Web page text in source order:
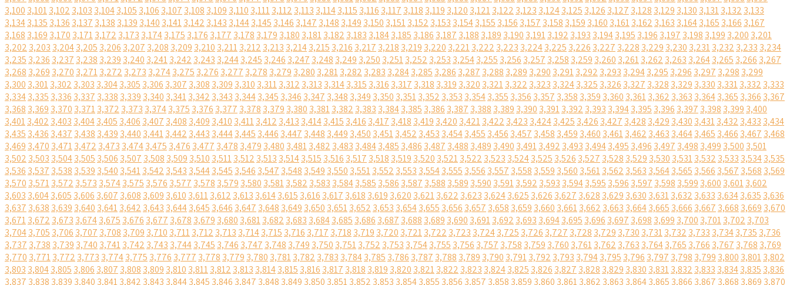
3,100 3,1013,102 3,103 3,1043,105 3,106 3,107 3,108 3,109 3,110 3,1113,112 3,113 3,1143,115 3,116 3,117 3,118 3,119 3,120 3,1213,122 3,123 3,1243,125 3,126 3,127 3,128 3,129 3,130 3,1313,132 3,133
3,1343,135 3,136 3,137 3,138 3,139 3,140 3,1413,142 3,143 3,1443,145 3,146 3,147 3,148 3,149 3,150 3,1513,152 3,153 3,1543,155 3,156 3,157 3,158 3,159 3,160 3,1613,162 3,163 3,1643,165 3,166 3,167
3,168 3,169 3,170 3,1713,172 3,173 3,1743,175 3,176 3,177 3,178 3,179 3,180 3,1813,182 3,183 3,1843,185 3,186 3,187 3,188 3,189 3,190 3,1913,192 3,193 3,1943,195 3,196 3,197 3,198 3,199 3,200 3,201
3,202 3,203 3,2043,205 3,206 3,207 3,208 3,209 3,210 3,2113,212 3,213 3,2143,215 3,216 3,217 3,218 3,219 3,220 3,2213,222 3,223 3,2243,225 3,226 3,227 3,228 3,229 3,230 3,2313,232 3,233 3,234
3,235 3,236 3,237 3,238 3,239 3,240 3,2413,242 3,243 3,2443,245 3,246 3,247 3,248 3,249 3,250 3,2513,252 3,253 3,2543,255 3,256 3,257 3,258 3,259 3,260 3,2613,262 3,263 3,2643,265 3,266 3,267
3,268 3,269 3,270 3,2713,272 3,273 3,2743,275 3,276 3,277 3,278 3,279 3,280 3,2813,282 3,283 3,2843,285 3,286 3,287 3,288 3,289 3,290 3,2913,292 3,293 3,2943,295 3,296 3,297 3,298 3,299
3,300 3,3013,302 3,303 3,3043,305 3,306 3,307 3,308 3,309 3,310 3,3113,312 3,313 3,3143,315 3,316 3,317 3,318 3,319 3,320 3,3213,322 3,323 3,3243,325 3,326 3,327 3,328 3,329 3,330 3,3313,332 3,333
3,3343,335 3,336 3,337 3,338 3,339 3,340 3,3413,342 3,343 3,3443,345 3,346 3,347 3,348 3,349 3,350 3,3513,352 3,353 3,3543,355 3,356 3,357 3,358 3,359 3,360 3,3613,362 3,363 3,3643,365 3,366 3,367
3,368 3,369 3,370 3,3713,372 3,373 3,3743,375 3,376 3,377 3,378 3,379 3,380 3,3813,382 3,383 3,3843,385 3,386 3,387 3,388 3,389 3,390 3,3913,392 3,393 3,3943,395 3,396 3,397 3,398 3,399 3,400
3,4013,402 3,403 3,4043,405 3,406 3,407 3,408 3,409 3,410 3,4113,412 3,413 3,4143,415 3,416 3,417 3,418 3,419 3,420 3,4213,422 3,423 3,4243,425 3,426 3,427 3,428 3,429 3,430 3,4313,432 3,433 3,434
3,435 3,436 3,437 3,438 3,439 3,440 3,4413,442 3,443 3,4443,445 3,446 3,447 3,448 3,449 3,450 3,4513,452 3,453 3,4543,455 3,456 3,457 3,458 3,459 3,460 3,4613,462 3,463 3,4643,465 3,466 3,467 3,468
3,469 3,470 3,4713,472 3,473 3,4743,475 3,476 3,477 3,478 3,479 3,480 3,4813,482 3,483 3,4843,485 3,486 3,487 3,488 3,489 3,490 3,4913,492 3,493 3,4943,495 3,496 3,497 3,498 3,499 3,500 3,501
3,502 3,503 3,5043,505 3,506 3,507 3,508 3,509 3,510 3,5113,512 3,513 3,5143,515 3,516 3,517 3,518 3,519 3,520 3,5213,522 3,523 3,5243,525 3,526 3,527 3,528 3,529 3,530 3,5313,532 3,533 3,5343,535
3,536 3,537 3,538 3,539 3,540 3,5413,542 3,543 3,5443,545 3,546 3,547 3,548 3,549 3,550 3,5513,552 3,553 3,5543,555 3,556 3,557 3,558 3,559 3,560 3,5613,562 3,563 3,5643,565 3,566 3,567 3,568 3,569
3,570 3,5713,572 3,573 3,5743,575 3,576 3,577 3,578 3,579 3,580 3,5813,582 3,583 3,5843,585 3,586 3,587 3,588 3,589 3,590 3,5913,592 3,593 3,5943,595 3,596 3,597 3,598 3,599 3,600 3,6013,602
3,603 3,6043,605 3,606 3,607 3,608 3,609 3,610 3,6113,612 3,613 3,6143,615 3,616 3,617 3,618 3,619 3,620 3,6213,622 3,623 3,6243,625 3,626 3,627 3,628 3,629 3,630 3,6313,632 3,633 3,6343,635 3,636
3,637 3,638 3,639 3,640 3,6413,642 3,643 3,6443,645 3,646 3,647 3,648 3,649 3,650 3,6513,652 3,653 3,6543,655 3,656 3,657 3,658 3,659 3,660 3,6613,662 3,663 3,6643,665 3,666 3,667 3,668 3,669 3,670
3,6713,672 3,673 3,6743,675 3,676 3,677 3,678 3,679 3,680 3,6813,682 3,683 3,6843,685 3,686 3,687 3,688 3,689 3,690 3,6913,692 3,693 3,6943,695 3,696 3,697 3,698 3,699 3,700 3,7013,702 3,703
3,7043,705 3,706 3,707 3,708 3,709 3,710 3,7113,712 3,713 3,7143,715 3,716 3,717 3,718 3,719 3,720 3,7213,722 3,723 3,7243,725 3,726 3,727 3,728 3,729 3,730 3,7313,732 3,733 3,7343,735 3,736
3,737 3,738 3,739 3,740 3,7413,742 3,743 3,7443,745 3,746 3,747 3,748 3,749 3,750 3,7513,752 3,753 3,7543,755 3,756 3,757 3,758 3,759 3,760 3,7613,762 3,763 3,7643,765 3,766 3,767 3,768 3,769
3,770 3,7713,772 3,773 3,7743,775 3,776 3,777 3,778 3,779 3,780 3,7813,782 3,783 3,7843,785 3,786 3,787 3,788 3,789 3,790 3,7913,792 3,793 3,7943,795 3,796 3,797 3,798 3,799 3,800 3,8013,802
3,803 3,8043,805 3,806 3,807 3,808 3,809 3,810 3,8113,812 3,813 3,8143,815 3,816 3,817 3,818 3,819 3,820 3,8213,822 3,823 3,8243,825 3,826 3,827 3,828 3,829 3,830 3,8313,832 3,833 3,8343,835 3,836
3,837 3,838 3,839 3,840 3,8413,842 3,843 3,8443,845 3,846 3,847 3,848 3,849 3,850 3,8513,852 3,853 3,8543,855 3,856 3,857 3,858 3,859 3,860 3,8613,862 3,863 3,8643,865 3,866 3,867 3,868 3,869 3,870